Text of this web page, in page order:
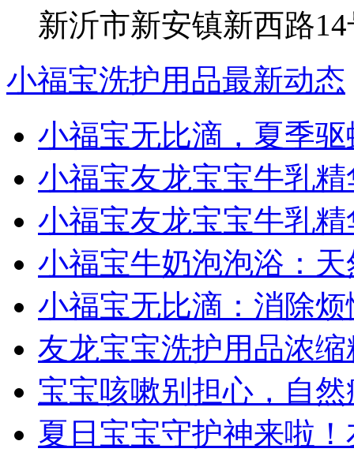
新沂市新安镇新西路
小福宝洗护用品最新动态
小福宝无比滴，夏季
小福宝友龙宝宝牛乳
小福宝友龙宝宝牛乳
小福宝牛奶泡泡浴：
小福宝无比滴：消除
友龙宝宝洗护用品浓
宝宝咳嗽别担心，自
夏日宝宝守护神来啦